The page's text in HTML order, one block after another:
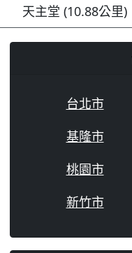
天主堂 (10.88公里)
台北市
基隆市
桃園市
新竹市